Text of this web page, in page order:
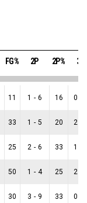
FG% 2P 2P% 3P
11 1 - 6 16 0
33 1 - 5 20 2
25 2 - 6 33 1
50 1 - 4 25 2
30 3 - 9 33 0